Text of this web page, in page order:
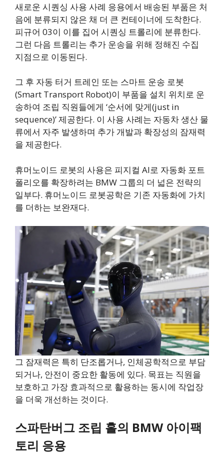
새로운 시퀀싱 사용 사례 응용에서 배송된 부품은 처
음에 분류되지 않은 채 더 큰 컨테이너에 도착한다.
피규어 03이 이를 집어 시퀀싱 트롤리에 분류한다.
그런 다음 트롤리는 추가 운송을 위해 정해진 수집
지점으로 이동된다.
그 후 자동 터거 트레인 또는 스마트 운송 로봇
(Smart Transport Robot)이 부품을 설치 위치로 운
송하여 조립 직원들에게 ‘순서에 맞게(just in
sequence)’ 제공한다. 이 사용 사례는 자동차 생산 물
류에서 자주 발생하며 추가 개발과 확장성의 잠재력
을 제공한다.
휴머노이드 로봇의 사용은 피지컬 AI로 자동화 포트
폴리오를 확장하려는 BMW 그룹의 더 넓은 전략의
일부다. 휴머노이드 로봇공학은 기존 자동화에 가치
를 더하는 보완재다.
그 잠재력은 특히 단조롭거나, 인체공학적으로 부담
되거나, 안전이 중요한 활동에 있다. 목표는 직원을
보호하고 가장 효과적으로 활용하는 동시에 작업장
을 더욱 개선하는 것이다.
스파탄버그 조립 홀의 BMW 아이팩
토리 응용